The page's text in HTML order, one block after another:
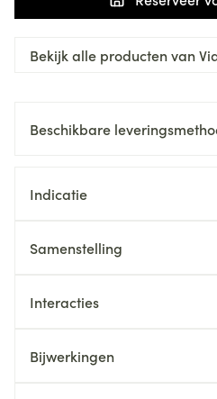
Bekijk alle producten van
Beschikbare
Indicatie
Samenstelling
Interacties
Bijwerkingen